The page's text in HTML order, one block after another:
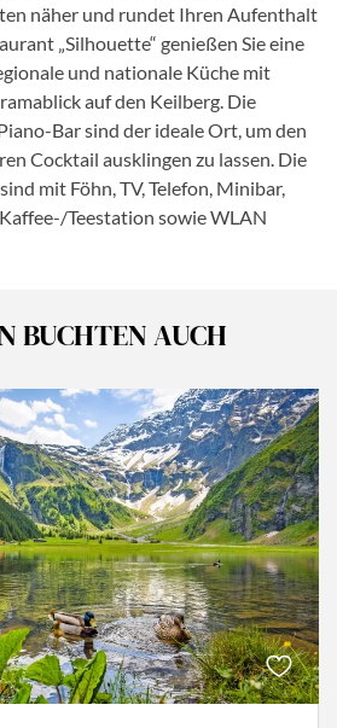
näher und rundet Ihren Aufenthalt
„Silhouette“ genießen Sie eine
und nationale Küche mit
auf den Keilberg. Die
Bar sind der ideale Ort, um den
Cocktail ausklingen zu lassen. Die
mit Föhn, TV, Telefon, Minibar,
Teestation sowie WLAN
BUCHTEN AUCH